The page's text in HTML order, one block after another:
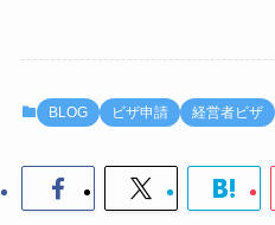
BLOG ビザ申請 経営者ビザ